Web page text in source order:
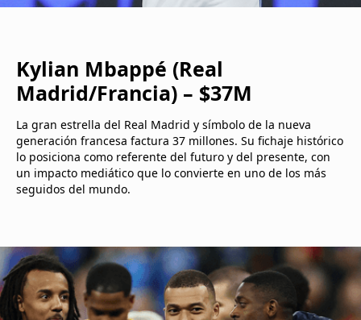
Kylian Mbappé (Real
Madrid/Francia) – $37M
La gran estrella del Real Madrid y símbolo de la nueva
generación francesa factura 37 millones. Su fichaje histórico
lo posiciona como referente del futuro y del presente, con
un impacto mediático que lo convierte en uno de los más
seguidos del mundo.